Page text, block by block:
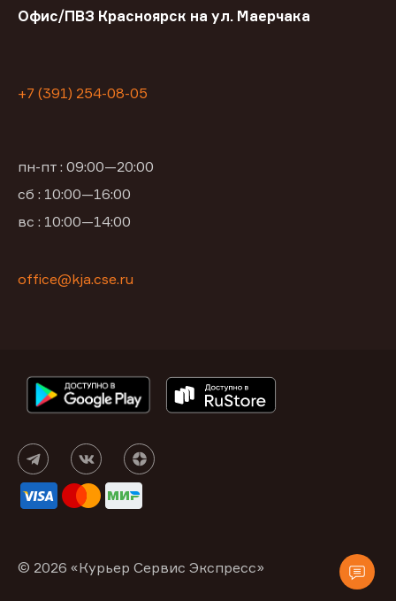
Офис/ПВЗ Красноярск на ул. Маерчака
+7 (391) 254-08-05
пн-пт : 09:00—20:00
сб : 10:00—16:00
вс : 10:00—14:00
office@kja.cse.ru
© 2026 «Курьер Сервис Экспресс»